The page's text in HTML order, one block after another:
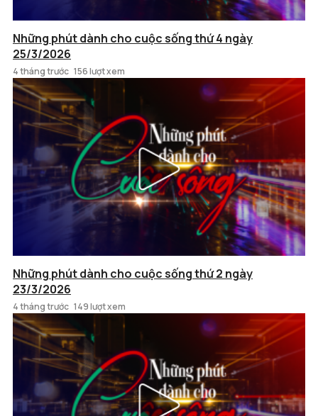
Những phút dành cho cuộc sống thứ 4 ngày
25/3/2026
4 tháng trước 156 lượt xem
Những phút dành cho cuộc sống thứ 2 ngày
23/3/2026
4 tháng trước 149 lượt xem